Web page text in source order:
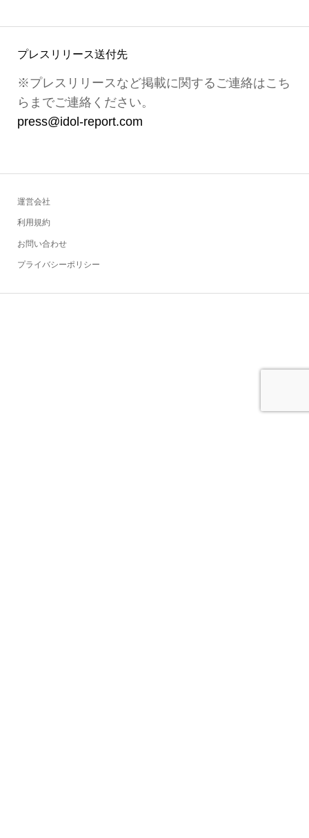
プレスリリース送付先
※プレスリリースなど掲載に関するご連絡はこち
らまでご連絡ください。
press@idol-report.com
運営会社
利用規約
お問い合わせ
プライバシーポリシー